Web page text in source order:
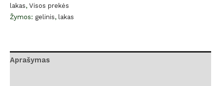
lakas, Visos prekės
Žymos: gelinis, lakas
Aprašymas